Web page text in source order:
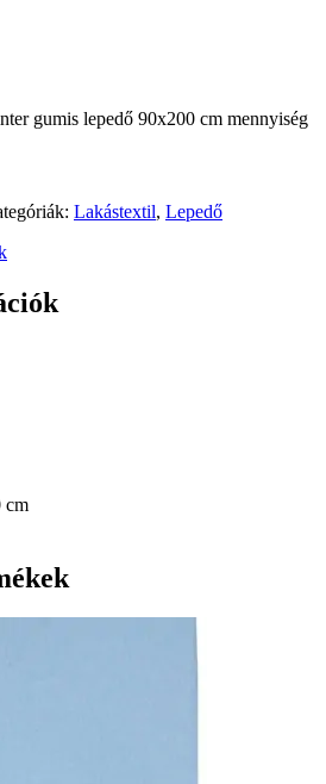
gumis lepedő 90x200 cm mennyiség
Lakástextil, Lepedő
cm